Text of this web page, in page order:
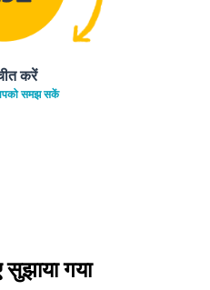
करें
समझ सकें
गया